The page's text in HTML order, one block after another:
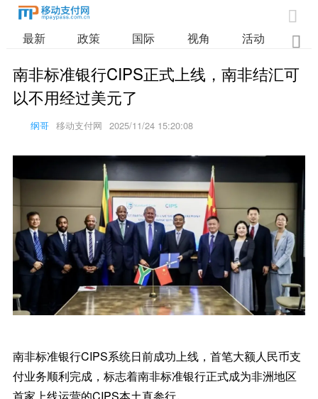

最新 政策 国际 视角 活动 业

南非标准银行CIPS正式上线，南非结汇可
以不用经过美元了
纲哥 移动支付网 2025/11/24 15:20:08
南非标准银行CIPS系统日前成功上线，首笔大额人民币支
付业务顺利完成，标志着南非标准银行正式成为非洲地区